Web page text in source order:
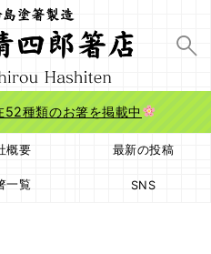
52種類のお箸を掲載中
概要 最新の投稿
一覧 SNS